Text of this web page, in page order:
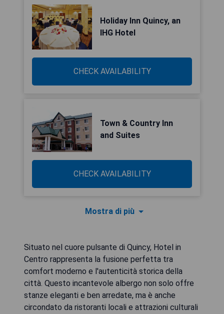
Holiday Inn Quincy, an
IHG Hotel
CHECK AVAILABILITY
Town & Country Inn
and Suites
CHECK AVAILABILITY
Mostra di più
Situato nel cuore pulsante di Quincy, Hotel in
Centro rappresenta la fusione perfetta tra
comfort moderno e l'autenticità storica della
città. Questo incantevole albergo non solo offre
stanze eleganti e ben arredate, ma è anche
circondato da ristoranti locali e attrazioni culturali